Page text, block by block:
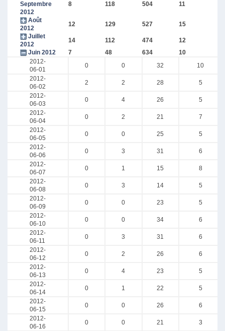
Septembre
2012
8 118 504 11
Août
2012
12 129 527 15
Juillet
2012
14 112 474 12
Juin 2012
7 48 634 10
2012-
06-01
0 0 32
10
2012-
06-02
2 2 28
5
2012-
06-03
0 4 26
5
2012-
06-04
0 2 21
7
2012-
06-05
0 0 25
5
2012-
06-06
0 3 31
6
2012-
06-07
0 1 15
8
2012-
06-08
0 3 14
5
2012-
06-09
0 0 23
5
2012-
06-10
0 0 34
6
2012-
06-11
0 3 31
6
2012-
06-12
0 2 26
6
2012-
06-13
0 4 23
5
2012-
06-14
0 1 22
5
2012-
06-15
0 0 26
6
2012-
06-16
0 0 21
3